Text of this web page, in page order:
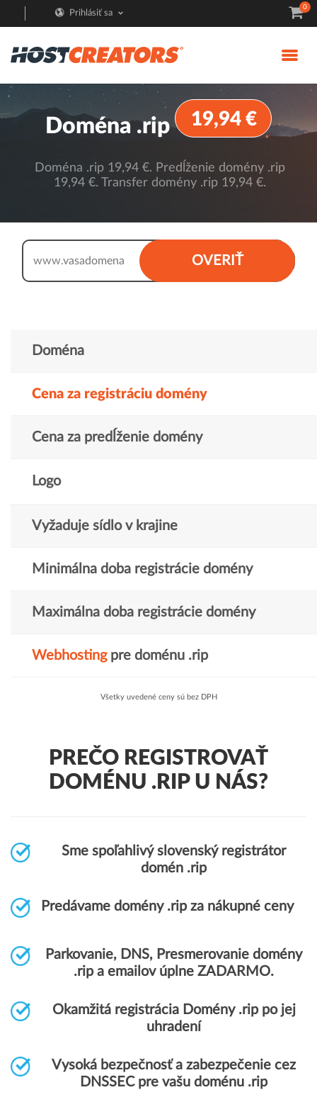
Prihlásiť sa
0
Doména .rip 19,94 €
Doména .rip 19,94 €. Predĺženie domény .rip
19,94 €. Transfer domény .rip 19,94 €.
OVERIŤ
www.
Doména
Cena za registráciu domény
Cena za predĺženie domény
Logo
Vyžaduje sídlo v krajine
Minimálna doba registrácie domény
Maximálna doba registrácie domény
Webhostingpre doménu .rip
Všetky uvedené ceny sú bez DPH
PREČO REGISTROVAŤ
DOMÉNU .RIP U NÁS?
Sme spoľahlivý slovenský registrátor
domén .rip
Predávame domény .rip za nákupné ceny
Parkovanie, DNS, Presmerovanie domény
.rip a emailov úplne ZADARMO.
Okamžitá registrácia Domény .rip po jej
uhradení
Vysoká bezpečnosť a zabezpečenie cez
DNSSEC pre vašu doménu .rip